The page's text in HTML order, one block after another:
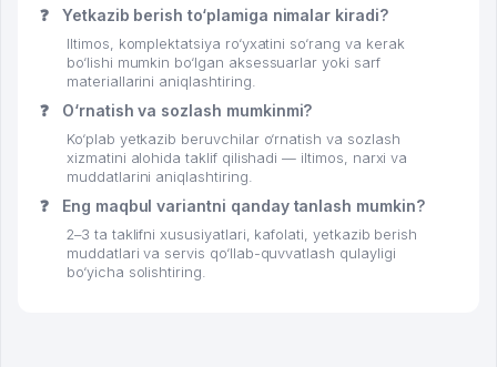
❓ Yetkazib berish to‘plamiga nimalar kiradi?
Iltimos, komplektatsiya ro‘yxatini so‘rang va kerak
bo‘lishi mumkin bo‘lgan aksessuarlar yoki sarf
materiallarini aniqlashtiring.
❓ O‘rnatish va sozlash mumkinmi?
Ko‘plab yetkazib beruvchilar o‘rnatish va sozlash
xizmatini alohida taklif qilishadi — iltimos, narxi va
muddatlarini aniqlashtiring.
❓ Eng maqbul variantni qanday tanlash mumkin?
2–3 ta taklifni xususiyatlari, kafolati, yetkazib berish
muddatlari va servis qo‘llab-quvvatlash qulayligi
bo‘yicha solishtiring.